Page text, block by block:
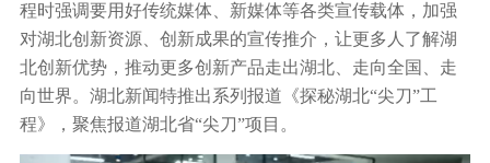
员工风采
公示公告
视频中心
技术分享
投资者提问
法制宣传
投教园地
联系我们
销售与服务网络
程时强调要用好传统媒体、新媒体等各类宣传载体，加强
对湖北创新资源、创新成果的宣传推介，让更多人了解湖
北创新优势，推动更多创新产品走出湖北、走向全国、走
向世界。湖北新闻特推出系列报道《探秘湖北“尖刀”工
程》，聚焦报道湖北省“尖刀”项目。